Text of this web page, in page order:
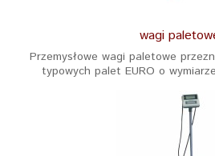
wagi
Przemysłowe wagi paletowe
typowych palet EURO o